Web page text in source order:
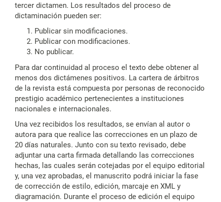
tercer dictamen. Los resultados del proceso de
dictaminación pueden ser:
Publicar sin modificaciones.
Publicar con modificaciones.
No publicar.
Para dar continuidad al proceso el texto debe obtener al
menos dos dictámenes positivos. La cartera de árbitros
de la revista está compuesta por personas de reconocido
prestigio académico pertenecientes a instituciones
nacionales e internacionales.
Una vez recibidos los resultados, se envían al autor o
autora para que realice las correcciones en un plazo de
20 días naturales. Junto con su texto revisado, debe
adjuntar una carta firmada detallando las correcciones
hechas, las cuales serán cotejadas por el equipo editorial
y, una vez aprobadas, el manuscrito podrá iniciar la fase
de corrección de estilo, edición, marcaje en XML y
diagramación. Durante el proceso de edición el equipo